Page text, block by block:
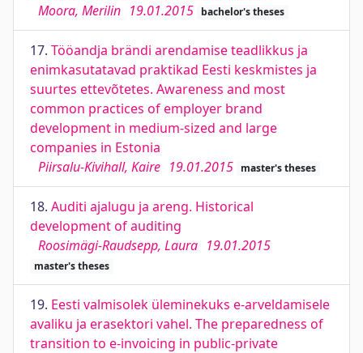
Moora, Merilin 19.01.2015 bachelor's theses
17. Tööandja brändi arendamise teadlikkus ja
enimkasutatavad praktikad Eesti keskmistes ja
suurtes ettevõtetes. Awareness and most
common practices of employer brand
development in medium-sized and large
companies in Estonia
Piirsalu-Kivihall, Kaire 19.01.2015 master's theses
18. Auditi ajalugu ja areng. Historical
development of auditing
Roosimägi-Raudsepp, Laura 19.01.2015
master's theses
19. Eesti valmisolek üleminekuks e-arveldamisele
avaliku ja erasektori vahel. The preparedness of
transition to e-invoicing in public-private